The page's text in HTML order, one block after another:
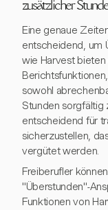
zusätzlicher
Eine genaue
entscheidend, um
wie Harvest
sowohl
Stunden sorgfältig
entscheidend für
sicherzustellen,
vergütet werden.
Freiberufler
"Überstunden"-
Funktionen von